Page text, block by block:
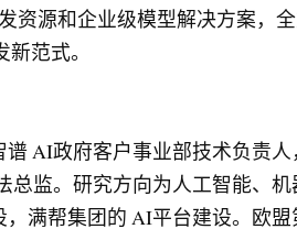
资源和企业级模型解决方案，
范式。
AI政府客户事业部技术负责
总监。研究方向为人工智能、
满帮集团的 AI平台建设。欧